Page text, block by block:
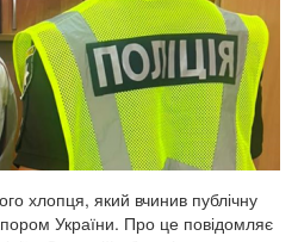
хлопця, який вчинив публічну
України. Про це повідомляє